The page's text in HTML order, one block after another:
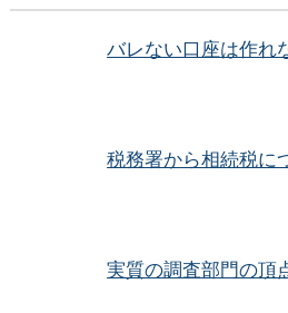
バレない口座は作れ
税務署から相続税に
実質の調査部門の頂